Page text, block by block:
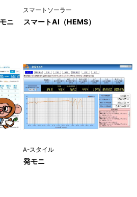
ニ
スマートソーラー
スマートAI（HEMS）
A-スタイル
発モニ